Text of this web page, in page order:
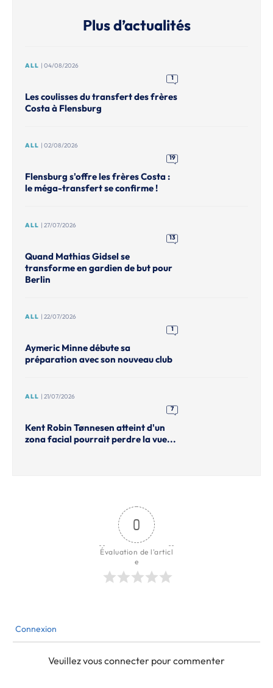
Plus d’actualités
ALL | 04/08/2026
1
Les coulisses du transfert des frères
Costa à Flensburg
ALL | 02/08/2026
19
Flensburg s'offre les frères Costa :
le méga-transfert se confirme !
ALL | 27/07/2026
13
Quand Mathias Gidsel se
transforme en gardien de but pour
Berlin
ALL | 22/07/2026
1
Aymeric Minne débute sa
préparation avec son nouveau club
ALL | 21/07/2026
7
Kent Robin Tønnesen atteint d'un
zona facial pourrait perdre la vue...
0
Évaluation de l'articl
e
Connexion
Veuillez vous connecter pour commenter